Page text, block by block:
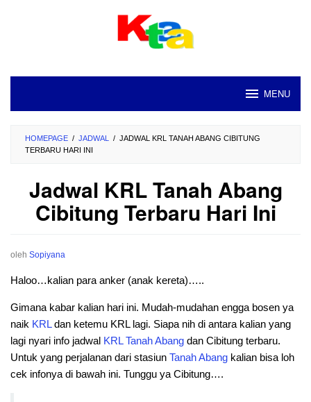
MENU
HOMEPAGE / JADWAL / JADWAL KRL TANAH ABANG CIBITUNG
TERBARU HARI INI
Jadwal KRL Tanah Abang
Cibitung Terbaru Hari Ini
oleh Sopiyana
Haloo…kalian para anker (anak kereta)…..
Gimana kabar kalian hari ini. Mudah-mudahan engga bosen ya
naik KRLdan ketemu KRL lagi. Siapa nih di antara kalian yang
lagi nyari info jadwal KRL TanahAbang dan Cibitung terbaru.
Untuk yang perjalanan dari stasiun TanahAbang kalian bisa loh
cek infonya di bawah ini. Tunggu ya Cibitung….